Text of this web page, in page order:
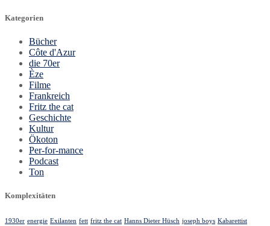
Kategorien
Bücher
Côte d'Azur
die 70er
Èze
Filme
Frankreich
Fritz the cat
Geschichte
Kultur
Ökoton
Per-for-mance
Podcast
Ton
Komplexitäten
1930er energie Exilanten fett fritz the cat Hanns Dieter Hüsch joseph boys Kabarettist